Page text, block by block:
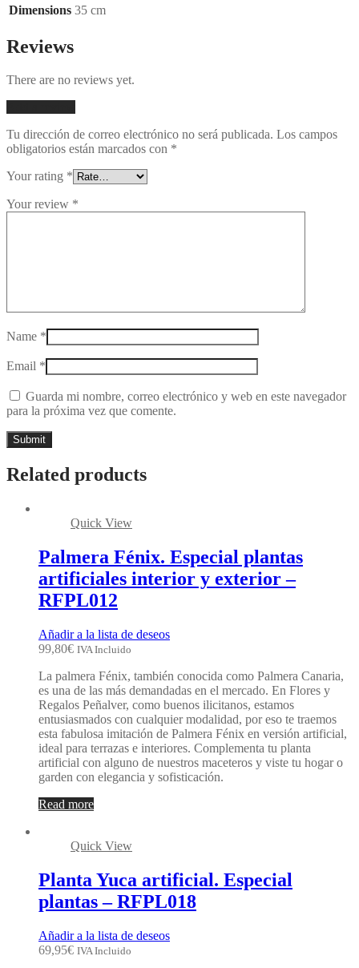
Dimensions 35 cm
Reviews
There are no reviews yet.
Tu dirección de correo electrónico no será publicada. Los campos
obligatorios están marcados con *
Your rating *
Your review *
Name *
Email *
Guarda mi nombre, correo electrónico y web en este navegador
para la próxima vez que comente.
Related products
Quick View
Palmera Fénix. Especial plantas
artificiales interior y exterior –
RFPL012
Añadir a la lista de deseos
99,80€ IVA Incluido
La palmera Fénix, también conocida como Palmera Canaria,
es una de las más demandadas en el mercado. En Flores y
Regalos Peñalver, como buenos ilicitanos, estamos
entusiasmados con cualquier modalidad, por eso te traemos
esta fabulosa imitación de Palmera Fénix en versión artificial,
ideal para terrazas e interiores. Complementa tu planta
artificial con alguno de nuestros maceteros y viste tu hogar o
garden con elegancia y sofisticación.
Read more
Quick View
Planta Yuca artificial. Especial
plantas – RFPL018
Añadir a la lista de deseos
69,95€ IVA Incluido